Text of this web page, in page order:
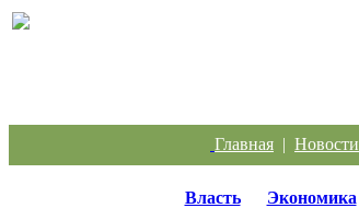
Главная | Новости
Власть Экономика